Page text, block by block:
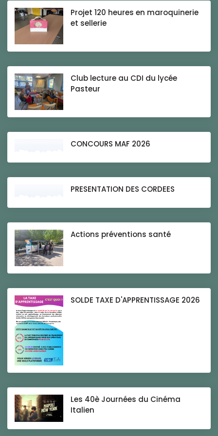
Projet 120 heures en maroquinerie
et sellerie
Club lecture au CDI du lycée
Pasteur
CONCOURS MAF 2026
PRESENTATION DES CORDEES
Actions préventions santé
SOLDE TAXE D'APPRENTISSAGE 2026
Les 40è Journées du Cinéma
Italien